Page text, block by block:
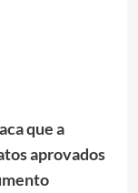
que a
aprovados